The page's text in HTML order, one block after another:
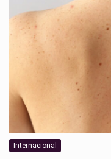
Internacional